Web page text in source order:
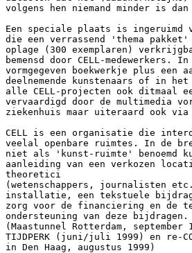
volgens hen niemand minder is dan
Een speciale plaats is ingeruimd
die een verrassend 'thema
oplage (300 exemplaren)
bemensd door CELL-
vormgegeven boekwerkje plus
deelnemende kunstenaars of in
alle CELL-projecten ook ditmaal
vervaardigd door de multimedia
ziekenhuis maar uiteraard ook
CELL is een organisatie die
veelal openbare ruimtes. In de
niet als 'kunst-ruimte' benoemd
aanleiding van een verkozen
theoretici
(wetenschappers, journalisten
installatie, een tekstuele
zorg voor de financiering en de
ondersteuning van deze bijdragen.
(Maastunnel Rotterdam, september
TIJDPERK (juni/juli 1999) en re-
in Den Haag, augustus 1999)